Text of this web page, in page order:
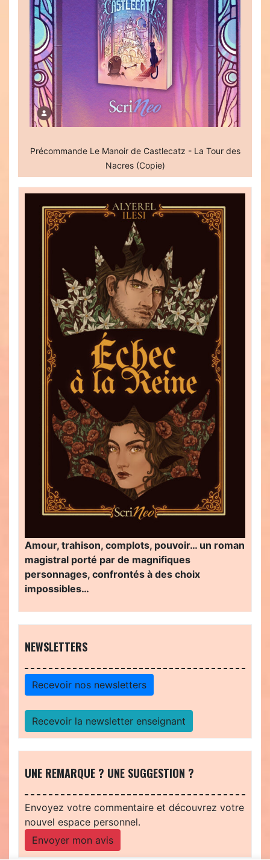
Précommande Le Manoir de Castlecatz - La Tour des
Nacres (Copie)
Amour, trahison, complots, pouvoir… un roman
magistral porté par de magnifiques
personnages, confrontés à des choix
impossibles…
NEWSLETTERS
Recevoir nos newsletters
Recevoir la newsletter enseignant
UNE REMARQUE ? UNE SUGGESTION ?
Envoyez votre commentaire et découvrez votre
nouvel espace personnel.
Envoyer mon avis